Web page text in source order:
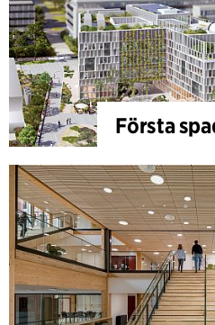
Första